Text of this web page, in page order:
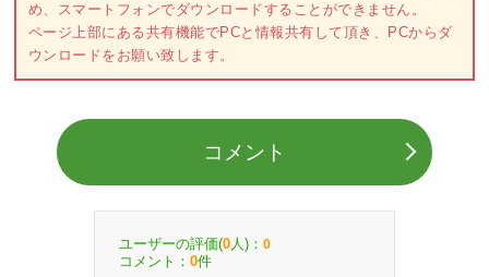
め、スマートフォンでダウンロードすることができません。
ページ上部にある共有機能でPCと情報共有して頂き、PCからダ
ウンロードをお願い致します。
コメント
ユーザーの評価(0 人)： 0
コメント： 0件